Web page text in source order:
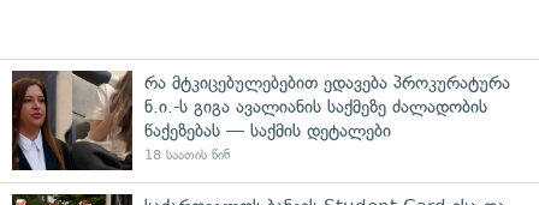
რა მტკიცებულებებით ედავება პროკურატურა
ნ.ი.-ს გიგა ავალიანის საქმეზე ძალადობის
წაქეზებას — საქმის დეტალები
18 საათის წინ